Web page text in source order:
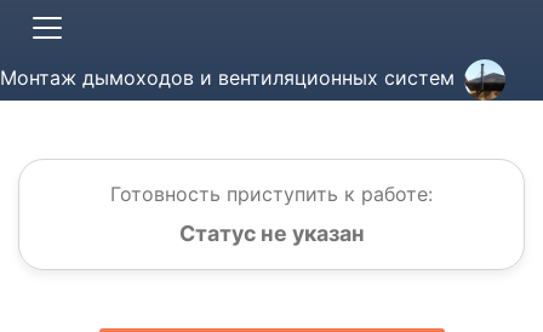
Монтаж дымоходов и вентиляционных систем
Готовность приступить к работе:
Статус не указан